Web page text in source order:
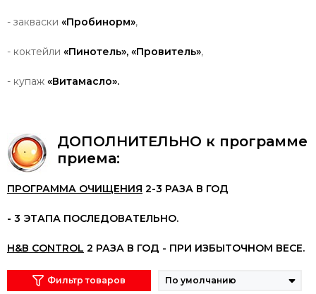
- закваски «Пробинорм»,
- коктейли «Пинотель», «Провитель»,
- купаж «Витамасло».
ДОПОЛНИТЕЛЬНО к программе
приема:
ПРОГРАММА ОЧИЩЕНИЯ 2-3 РАЗА В ГОД
- 3 ЭТАПА ПОСЛЕДОВАТЕЛЬНО.
Н&В CONTROL 2 РАЗА В ГОД - ПРИ ИЗБЫТОЧНОМ ВЕСЕ.
Фильтр товаров